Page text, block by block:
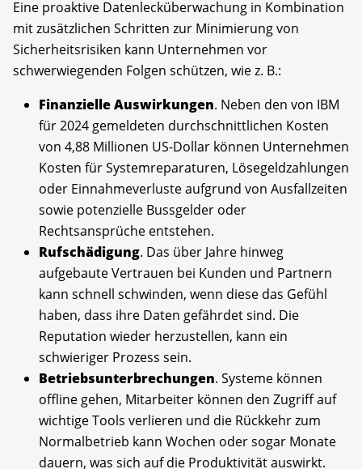
Eine proaktive Datenlecküberwachung in Kombination
mit zusätzlichen Schritten zur Minimierung von
Sicherheitsrisiken kann Unternehmen vor
schwerwiegenden Folgen schützen, wie z. B.:
Finanzielle Auswirkungen. Neben den von IBM
für 2024 gemeldeten durchschnittlichen Kosten
von 4,88 Millionen US-Dollar können Unternehmen
Kosten für Systemreparaturen, Lösegeldzahlungen
oder Einnahmeverluste aufgrund von Ausfallzeiten
sowie potenzielle Bussgelder oder
Rechtsansprüche entstehen.
Rufschädigung. Das über Jahre hinweg
aufgebaute Vertrauen bei Kunden und Partnern
kann schnell schwinden, wenn diese das Gefühl
haben, dass ihre Daten gefährdet sind. Die
Reputation wieder herzustellen, kann ein
schwieriger Prozess sein.
Betriebsunterbrechungen. Systeme können
offline gehen, Mitarbeiter können den Zugriff auf
wichtige Tools verlieren und die Rückkehr zum
Normalbetrieb kann Wochen oder sogar Monate
dauern, was sich auf die Produktivität auswirkt.